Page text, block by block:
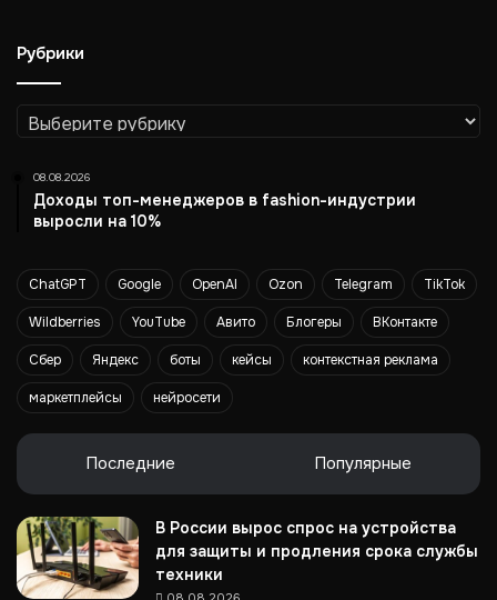
Рубрики
Рубрики
08.08.2026
Доходы топ-менеджеров в fashion-индустрии
выросли на 10%
ChatGPT Google OpenAI Ozon Telegram TikTok
Wildberries YouTube Авито Блогеры ВКонтакте
Сбер Яндекс боты кейсы контекстная реклама
маркетплейсы нейросети
Последние Популярные
В России вырос спрос на устройства
для защиты и продления срока службы
техники